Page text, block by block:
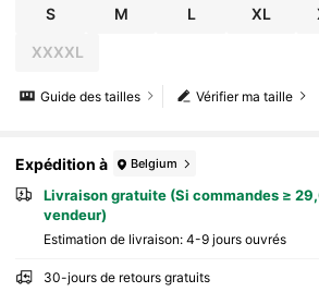
S M L XL
XXXXL
Vérifier ma taille
Guide des tailles
Expédition à Belgium
Livraison gratuite (Si commandes ≥
vendeur)
Estimation de livraison: 4-9 jours ouvrés
30-jours de retours gratuits